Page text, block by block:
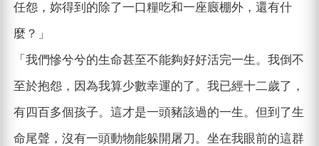
任怨，妳得到的除了一口糧吃和一座廄棚外，還有什
麼？」
「我們慘兮兮的生命甚至不能夠好好活完一生。我倒不
至於抱怨，因為我算少數幸運的了。我已經十二歲了，
有四百多個孩子。這才是一頭豬該過的一生。但到了生
命尾聲，沒有一頭動物能躲開屠刀。坐在我眼前的這群